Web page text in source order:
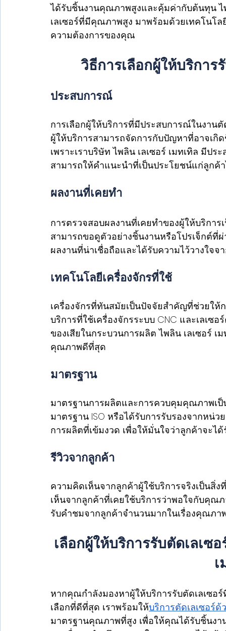
ได้รับชิ้นงานคุณภาพสูงและคุ้มค่ากับต้นทุน ไ
เลเซอร์ที่มีคุณภาพสูง มาพร้อมด้วยเทคโน
ความต้องการของคุณ
วิธีการเลือกผู้ให้บริกา
ประสบการณ์
การเลือกผู้ให้บริการที่มีประสบการณ์ในงาน
ผู้ให้บริการสามารถจัดการกับปัญหาที่อาจเ
เพราะเราบริษัท ไพลิน เลเซอร์ เมทเทิล มีป
สามารถให้คำแนะนำที่เป็นประโยชน์แก่ลูกค้
ผลงานที่เคยทำ
การตรวจสอบผลงานที่เคยทำของผู้ให้บริกา
สามารถขอดูตัวอย่างชิ้นงานหรือโปรเจ็กต์ที่
ผลงานที่น่าเชื่อถือและได้รับความไว้วางใจ
เทคโนโลยีเครื่องจักรที่ใช้
เครื่องจักรที่ทันสมัยเป็นปัจจัยสำคัญที่ช่วยให้
บริการที่ใช้เครื่องจักรระบบ CNC และเลเ
ของเสียในกระบวนการผลิต ไพลิน เลเซอร์
คุณภาพดีที่สุด
มาตรฐาน
มาตรฐานการผลิตและการควบคุมคุณภาพเ
มาตรฐาน ISO หรือได้รับการรับรองจากหน่ว
การผลิตที่เข้มงวด เพื่อให้มั่นใจว่าลูกค้าจะ
รีวิวจากลูกค้า
ความคิดเห็นจากลูกค้าผู้ใช้บริการจริงเป็น
เห็นจากลูกค้าที่เคยใช้บริการว่าพอใจกับคุณ
รับคำชมจากลูกค้าจำนวนมากในเรื่องคุณภ
เลือกผู้ให้บริการรับตัดเลเซ
หากคุณกำลังมองหาผู้ให้บริการรับตัดเลเซอ
เลือกที่ดีที่สุด เราพร้อมให้บริการตัดเลเซอร์
มาตรฐานคุณภาพที่สูง เพื่อให้คุณได้รับชิ้นง